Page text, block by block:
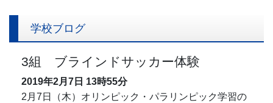
学校ブログ
3組 ブラインドサッカー体験
2019年2月7日 13時55分
2月7日（木）オリンピック・パラリンピック学習の